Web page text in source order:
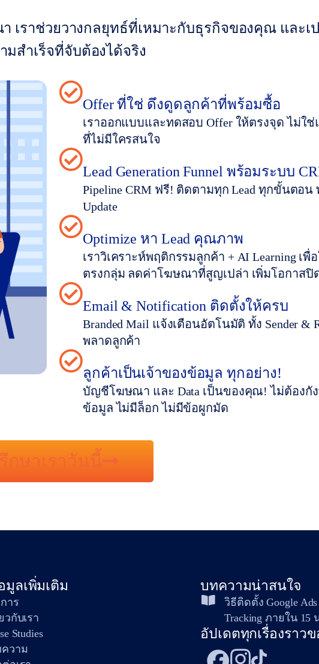
เราช่วยวางกลยุทธ์ที่เหมาะกับธุรกิจของคุณ และเ
มสำเร็จที่จับต้องได้จริง
Offer ที่ใช่ ดึงดูดลูกค้าที่พร้อมซื้อ
เราออกแบบและทดสอบ Offer ให้ตรงจุด ไม่ใ
ที่ไม่มีใครสนใจ
Lead Generation Funnel พร้อมระบบ
Pipeline CRM ฟรี! ติดตามทุก Lead ทุกขั้นตอน
Update
Optimize หา Lead คุณภาพ
เราวิเคราะห์พฤติกรรมลูกค้า + AI Learning เพื่
ตรงกลุ่ม ลดค่าโฆษณาที่สูญเปล่า เพิ่มโอกาสปิ
Email & Notification ติดตั้งให้ครบ
Branded Mail แจ้งเตือนอัตโนมัติ ทั้ง Sender &
พลาดลูกค้า
ลูกค้าเป็นเจ้าของข้อมูล ทุกอย่าง!
บัญชีโฆษณา และ Data เป็นของคุณ! ไม่ต้องกัง
ข้อมูล ไม่มีล็อก ไม่มีข้อผูกมัด
กษาเราวันนี้
มูลเพิ่มเติม
าร
วกับเรา
Studies
วาม
บทความน่าสนใจ
วิธีติดตั้ง Google Ads
Tracking ภายใน 15
อัปเดตทุกเรื่องราว